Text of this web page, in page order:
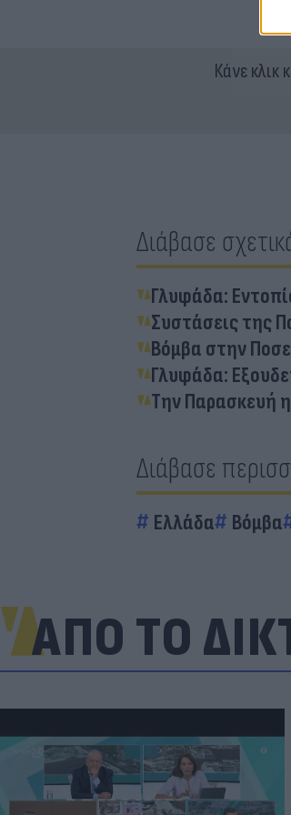
Κάνε κλικ
Διάβασε
Γλυφάδα:
Συστάσεις της
Βόμβα στην
Γλυφάδα:
Την Παρασκευή
Διάβασε
Ελλάδα Βόμβα
ΑΠΟ ΤΟ